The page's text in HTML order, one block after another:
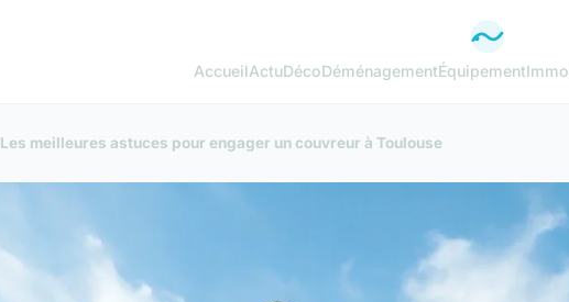
AccueilActuDécoDéménagementÉquipementImmo
Les meilleures astuces pour engager un couvreur à Toulouse